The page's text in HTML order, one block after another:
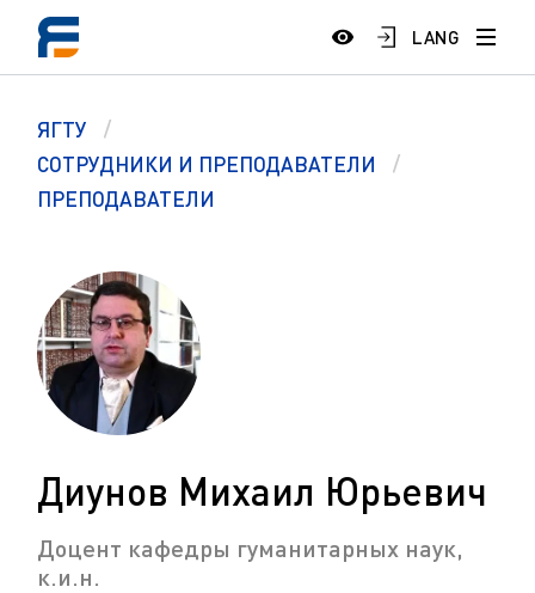
LANG
ЯГТУ
СОТРУДНИКИ И ПРЕПОДАВАТЕЛИ
ПРЕПОДАВАТЕЛИ
Диунов Михаил Юрьевич
Доцент кафедры гуманитарных наук,
к.и.н.